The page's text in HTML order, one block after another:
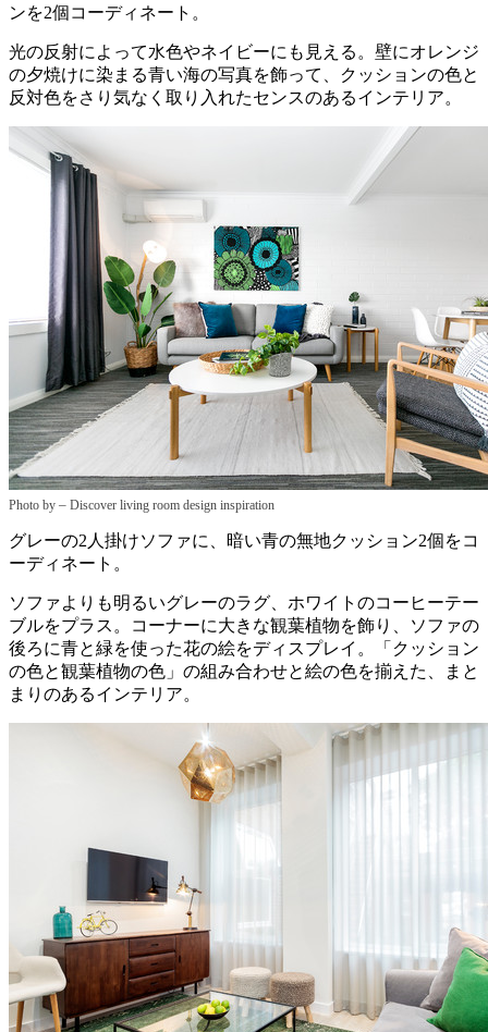
ンを2個コーディネート。
光の反射によって水色やネイビーにも見える。壁にオレンジ
の夕焼けに染まる青い海の写真を飾って、クッションの色と
反対色をさり気なく取り入れたセンスのあるインテリア。
Photo by – Discover living room design inspiration
グレーの2人掛けソファに、暗い青の無地クッション2個をコ
ーディネート。
ソファよりも明るいグレーのラグ、ホワイトのコーヒーテー
ブルをプラス。コーナーに大きな観葉植物を飾り、ソファの
後ろに青と緑を使った花の絵をディスプレイ。「クッション
の色と観葉植物の色」の組み合わせと絵の色を揃えた、まと
まりのあるインテリア。